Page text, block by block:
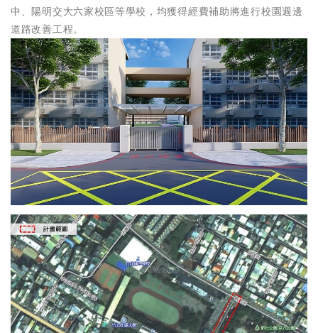
中、陽明交大六家校區等學校，均獲得經費補助將進行校園週邊
道路改善工程。